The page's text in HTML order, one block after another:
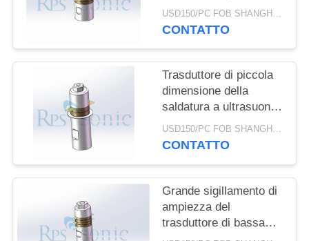
della saldatura del
vaso forte
USD150/PC FOB SHANGHAI MOQ:1pcs
CONTATTO
Trasduttore di piccola
dimensione della
saldatura a ultrasuoni
per la disposizione
dell'interno
USD150/PC FOB SHANGHAI MOQ:1pcs
CONTATTO
Grande sigillamento di
ampiezza del
trasduttore di bassa
impedenza della